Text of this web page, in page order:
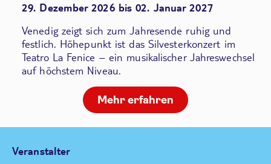
29. Dezember 2026 bis 02. Januar 2027
Venedig zeigt sich zum Jahresende ruhig und
festlich. Höhepunkt ist das Silvesterkonzert im
Teatro La Fenice – ein musikalischer Jahreswechsel
auf höchstem Niveau.
Mehr erfahren
Veranstalter